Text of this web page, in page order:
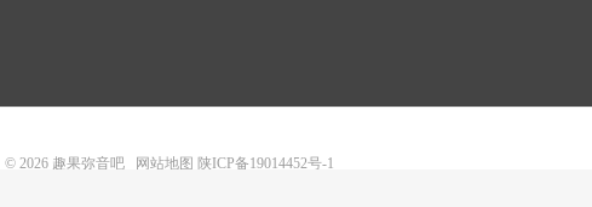
© 2026 趣果弥音吧 网站地图 陕ICP备19014452号-1